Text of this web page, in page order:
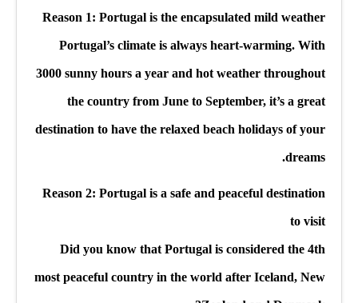
Reason 1: Portugal is the encapsulated mild weather
Portugal’s climate is always heart-warming. With
3000 sunny hours a year and hot weather throughout
the country from June to September, it’s a great
destination to have the relaxed beach holidays of your
dreams.
Reason 2: Portugal is a safe and peaceful destination
to visit
Did you know that Portugal is considered the 4th
most peaceful country in the world after Iceland, New